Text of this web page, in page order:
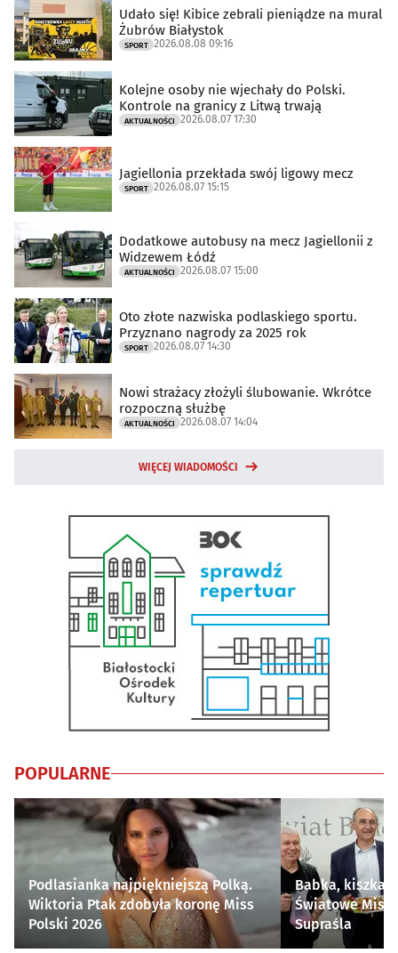
Udało się! Kibice zebrali pieniądze na mural
Żubrów Białystok
SPORT 2026.08.08 09:16
Kolejne osoby nie wjechały do Polski.
Kontrole na granicy z Litwą trwają
AKTUALNOŚCI 2026.08.07 17:30
Jagiellonia przekłada swój ligowy mecz
SPORT 2026.08.07 15:15
Dodatkowe autobusy na mecz Jagiellonii z
Widzewem Łódź
AKTUALNOŚCI 2026.08.07 15:00
Oto złote nazwiska podlaskiego sportu.
Przyznano nagrody za 2025 rok
SPORT 2026.08.07 14:30
Nowi strażacy złożyli ślubowanie. Wkrótce
rozpoczną służbę
AKTUALNOŚCI 2026.08.07 14:04
WIĘCEJ WIADOMOŚCI
POPULARNE
Podlasianka najpiękniejszą Polką.
Wiktoria Ptak zdobyła koronę Miss
Polski 2026
Babka, kiszka i
Światowe
Supraśla